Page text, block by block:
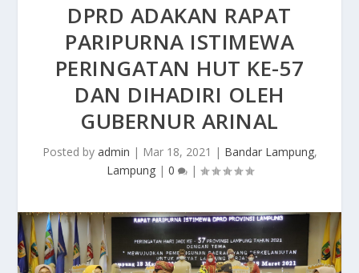
DPRD ADAKAN RAPAT
PARIPURNA ISTIMEWA
PERINGATAN HUT KE-57
DAN DIHADIRI OLEH
GUBERNUR ARINAL
Posted by admin | Mar 18, 2021 | Bandar Lampung,
Lampung| 0 |